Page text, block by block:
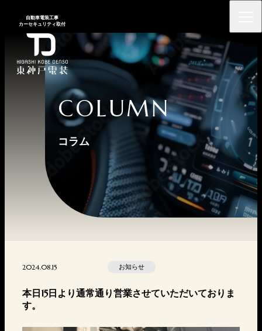
⾃動⾞電装⼯事
カーセキュリティ取付
COLUMN
コラム
2024.08.15 お知らせ
本日15日より通常通り営業させていただいておりま
す。